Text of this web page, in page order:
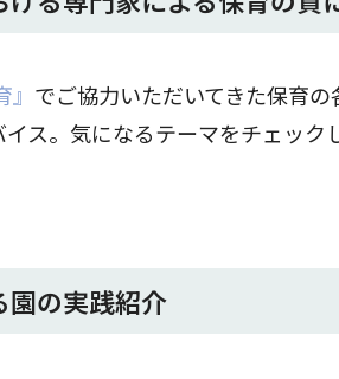
でご協力いただいてきた保育の
ス。気になるテーマをチェッ
園の実践紹介